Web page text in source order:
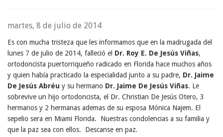
martes, 8 de julio de 2014
Es con mucha tristeza que les informamos que en la madrugada del
lunes 7 de julio de 2014, falleció el Dr. Roy E. De Jesús Viñas,
ortodoncista puertorriqueño radicado en Florida hace muchos años
y quien había practicado la especialidad junto a su padre, Dr. Jaime
De Jesús Abréu y su hermano Dr. Jaime De Jesús Viñas. Le
sobrevive un hijo ortodoncista, el Dr. Christian De Jesús Otero, 3
hermanos y 2 hermanas ademas de su esposa Mónica Najem. El
sepelio sera en Miami Florida. Nuestras condolencias a su familia y
que la paz sea con ellos. Descanse en paz.